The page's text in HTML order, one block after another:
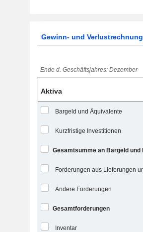
Gewinn- und Verlustrechnung
Ende d. Geschäftsjahres: Dezember
Aktiva
Bargeld und Äquivalente
Kurzfristige Investitionen
Andere Forderungen
Gesamtforderungen
Inventar